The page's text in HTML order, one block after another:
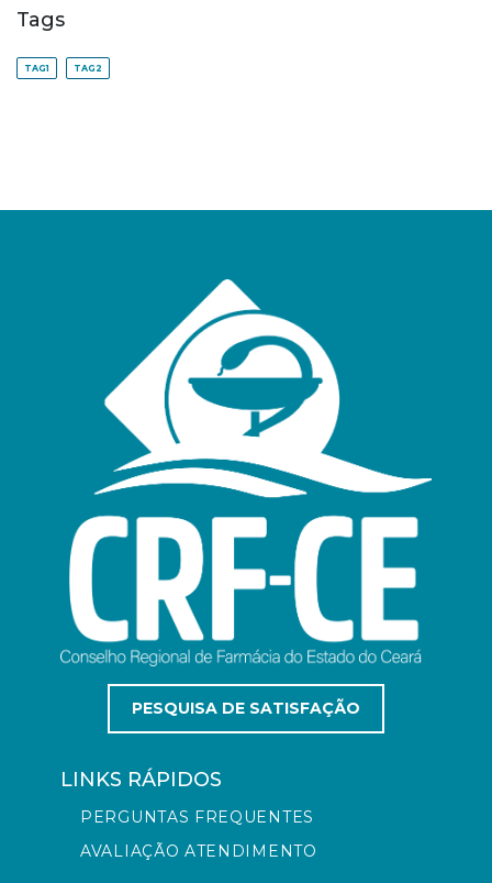
Tags
TAG1 TAG2
PESQUISA DE SATISFAÇÃO
LINKS RÁPIDOS
PERGUNTAS FREQUENTES
AVALIAÇÃO ATENDIMENTO